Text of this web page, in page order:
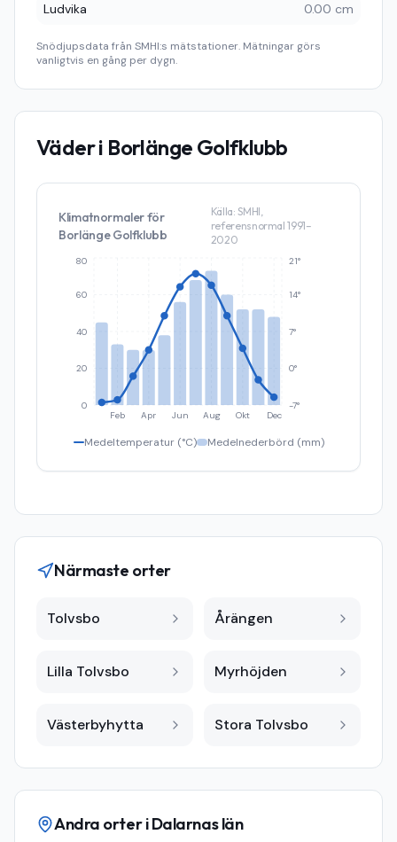
Ludvika 0.00 cm
Snödjupsdata från SMHI:s mätstationer. Mätningar görs
vanligtvis en gång per dygn.
Väder i Borlänge Golfklubb
Klimatnormaler för
Borlänge Golfklubb
Källa: SMHI,
referensnormal 1991–
2020
Feb Apr Jun Aug Okt Dec
0
20
40
60
80
-7°
0°
7°
14°
21°
Medeltemperatur (°C) Medelnederbörd (mm)
Närmaste orter
Tolvsbo Årängen
Lilla Tolvsbo Myrhöjden
Västerbyhytta Stora Tolvsbo
Andra orter iDalarnas län